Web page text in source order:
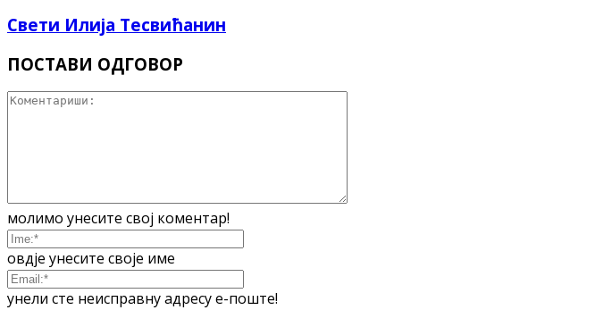
Свети Илија Тесвићанин
ПОСТАВИ ОДГОВОР
молимо унесите свој коментар!
овдје унесите своје име
унели сте неисправну адресу е-поште!